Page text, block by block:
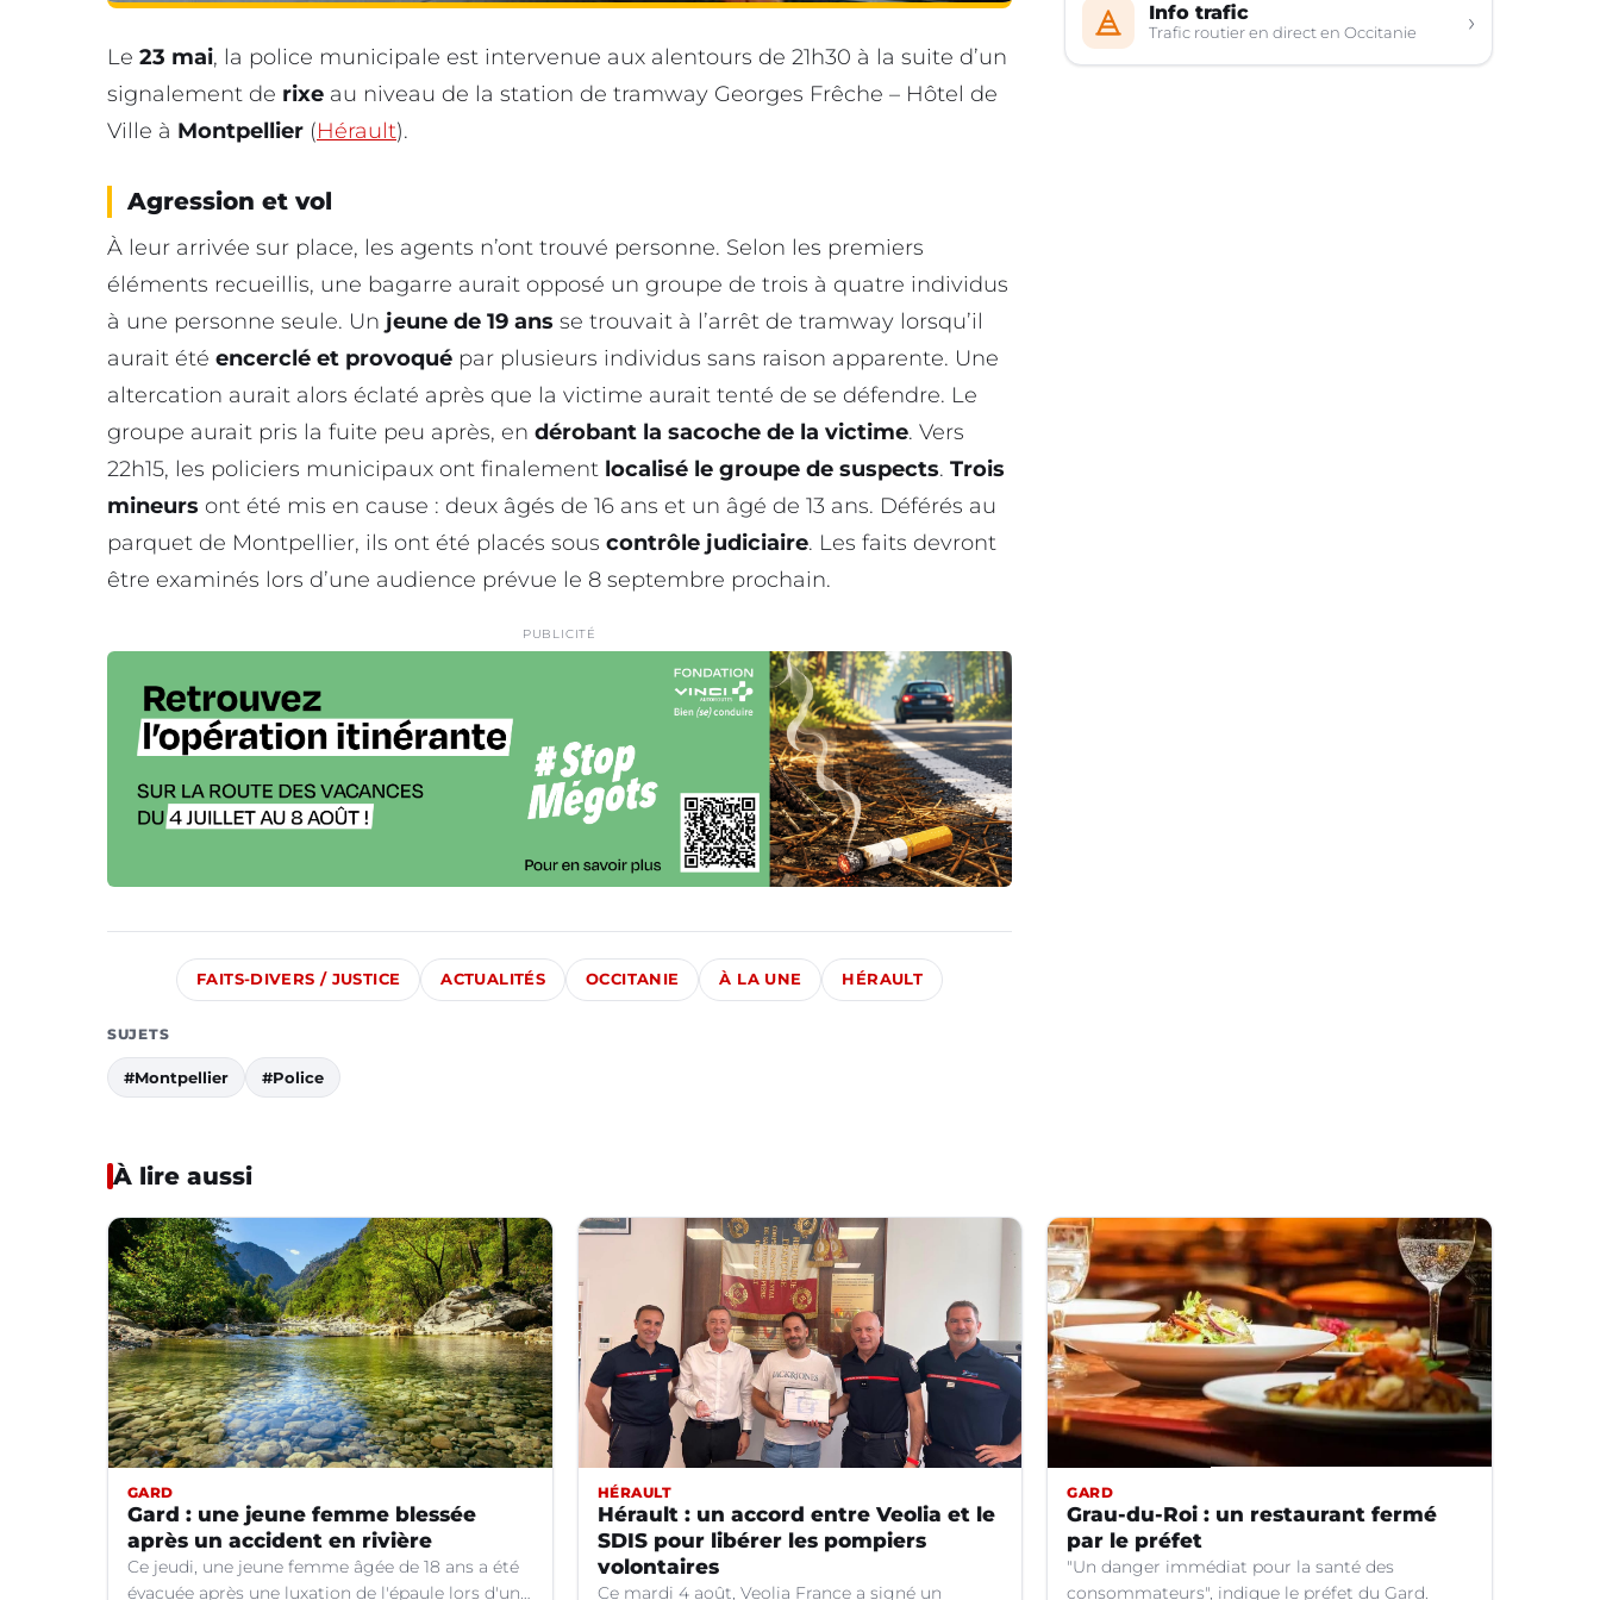
Le 23 mai, la police municipale est intervenue aux alentours de 21h30 à la suite d’un
signalement de rixe au niveau de la station de tramway Georges Frêche – Hôtel de
Ville à Montpellier (Hérault).
Agression et vol
À leur arrivée sur place, les agents n’ont trouvé personne. Selon les premiers
éléments recueillis, une bagarre aurait opposé un groupe de trois à quatre individus
à une personne seule. Un jeune de 19 ans se trouvait à l’arrêt de tramway lorsqu’il
aurait été encerclé et provoqué par plusieurs individus sans raison apparente. Une
altercation aurait alors éclaté après que la victime aurait tenté de se défendre. Le
groupe aurait pris la fuite peu après, en dérobant la sacoche de la victime. Vers
22h15, les policiers municipaux ont finalement localisé le groupe de suspects. Trois
mineurs ont été mis en cause : deux âgés de 16 ans et un âgé de 13 ans. Déférés au
parquet de Montpellier, ils ont été placés sous contrôle judiciaire. Les faits devront
être examinés lors d’une audience prévue le 8 septembre prochain.
PUBLICITÉ
FAITS-DIVERS / JUSTICE ACTUALITÉS OCCITANIE À LA UNE HÉRAULT
SUJETS
#Montpellier #Police
Info trafic
Trafic routier en direct en Occitanie ›
À lire aussi
GARD
Gard : une jeune femme blessée
après un accident en rivière
Ce jeudi, une jeune femme âgée de 18 ans a été
évacuée après une luxation de l'épaule lors d'un
HÉRAULT
Hérault : un accord entre Veolia et le
SDIS pour libérer les pompiers
volontaires
Ce mardi 4 août, Veolia France a signé un
GARD
Grau-du-Roi : un restaurant fermé
par le préfet
"Un danger immédiat pour la santé des
consommateurs", indique le préfet du Gard.